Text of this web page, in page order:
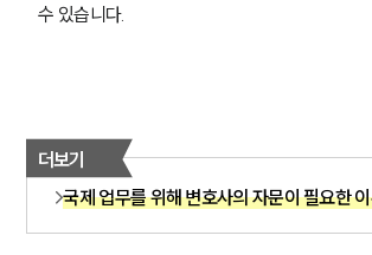
수 있습니다.
더보기
국제 업무를 위해 변호사의 자문이 필요한